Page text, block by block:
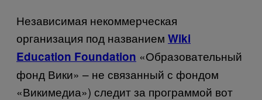
Независимая некоммерческая
организация под названием Wiki
Education Foundation «Образовательный
фонд Вики» – не связанный с фондом
«Викимедиа») следит за программой вот